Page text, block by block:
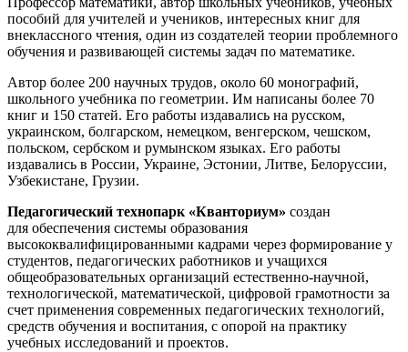
пособий для учителей и учеников, интересных книг для
внеклассного чтения, один из создателей теории проблемного
обучения и развивающей системы задач по математике.
Автор более 200 научных трудов, около 60 монографий,
школьного учебника по геометрии. Им написаны более 70
книг и 150 статей. Его работы издавались на русском,
украинском, болгарском, немецком, венгерском, чешском,
польском, сербском и румынском языках. Его работы
издавались в России, Украине, Эстонии, Литве, Белоруссии,
Узбекистане, Грузии.
Педагогический технопарк «Кванториум» создан
для обеспечения системы образования
высококвалифицированными кадрами через формирование у
студентов, педагогических работников и учащихся
общеобразовательных организаций естественно-научной,
технологической, математической, цифровой грамотности за
счет применения современных педагогических технологий,
средств обучения и воспитания, с опорой на практику
учебных исследований и проектов.